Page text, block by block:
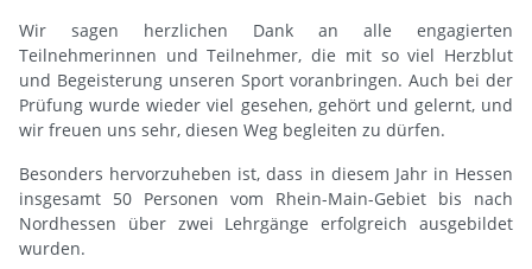
Wir sagen herzlichen Dank an alle engagierten
Teilnehmerinnen und Teilnehmer, die mit so viel Herzblut
und Begeisterung unseren Sport voranbringen. Auch bei der
Prüfung wurde wieder viel gesehen, gehört und gelernt, und
wir freuen uns sehr, diesen Weg begleiten zu dürfen.
Besonders hervorzuheben ist, dass in diesem Jahr in Hessen
insgesamt 50 Personen vom Rhein-Main-Gebiet bis nach
Nordhessen über zwei Lehrgänge erfolgreich ausgebildet
wurden.